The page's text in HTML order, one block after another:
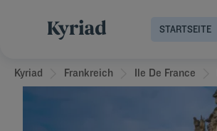
STARTSEITE
Kyriad Frankreich Ile De France